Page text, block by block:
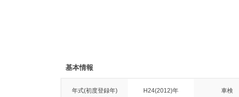
基本情報
年式(初度登録年) H24(2012)年 車検